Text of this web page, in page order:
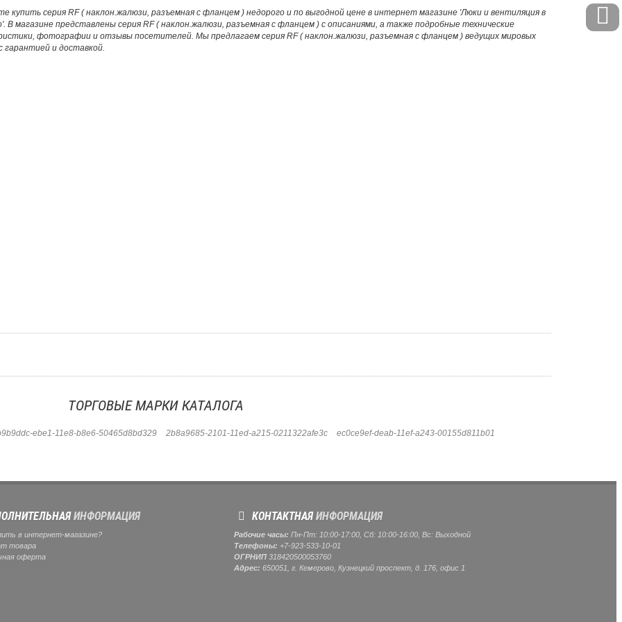
купить серия RF ( наклон.жалюзи, разъемная с фланцем ) недорого и по выгодной цене в интернет магазине 'Люки и вентиляция в
В магазине представлены серия RF ( наклон.жалюзи, разъемная с фланцем ) с описаниями, а также подробные технические
фотографии и отзывы посетителей. Мы предлагаем серия RF ( наклон.жалюзи, разъемная с фланцем ) ведущих мировых
гарантией и доставкой.
ТОРГОВЫЕ МАРКИ КАТАЛОГА
ebe1-11e8-b8e6-50465d8bd329 2b8a9685-2101-11ed-a215-0211322afe3c ec0ce9ef-deab-11ef-a243-00155d811b01
ИНФОРМАЦИЯ
в интернет-магазине?
товара
оферта
КОНТАКТНАЯИНФОРМАЦИЯ
Рабочие часы: Пн-Пт: 10:00-17:00, Сб: 10:00-16:00, Вс: Выходной
Телефоны: +7-923-533-10-01
ОГРНИП318420500053760
Адрес: 650051, г. Кемерово, Кузнецкий проспект, д. 176, офис 1